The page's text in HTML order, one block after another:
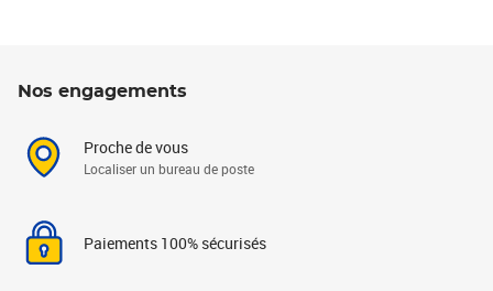
Nos engagements
Proche de vous
Localiser un bureau de poste
Paiements 100% sécurisés